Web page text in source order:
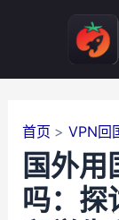
首页 VPN回
国外用
吗：探